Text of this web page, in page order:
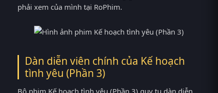
phải xem của mình tại RoPhim.
Dàn diễn viên chính của Kế hoạch
tình yêu (Phần 3)
Bộ phim Kế hoạch tình yêu (Phần 3) quy tụ dàn diễn